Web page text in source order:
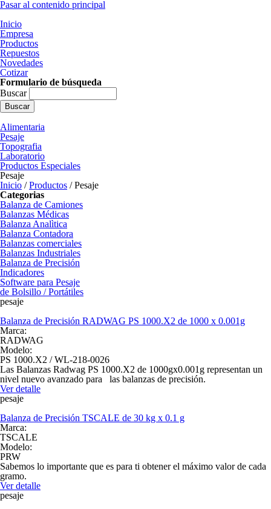
Pasar al contenido principal
Inicio
Empresa
Productos
Repuestos
Novedades
Cotizar
Formulario de búsqueda
Buscar
Alimentaria
Pesaje
Topografia
Laboratorio
Productos Especiales
Pesaje
Inicio / Productos / Pesaje
Categorias
Balanza de Camiones
Balanzas Médicas
Balanza Analìtica
Balanza Contadora
Balanzas comerciales
Balanzas Industriales
Balanza de Precisión
Indicadores
Software para Pesaje
de Bolsillo / Portátiles
pesaje
Balanza de Precisión RADWAG PS 1000.X2 de 1000 x 0.001g
Marca:
RADWAG
Modelo:
PS 1000.X2 / WL-218-0026
Las Balanzas Radwag PS 1000.X2 de 1000gx0.001g representan un
nivel nuevo avanzado para las balanzas de precisión.
Ver detalle
pesaje
Balanza de Precisión TSCALE de 30 kg x 0.1 g
Marca:
TSCALE
Modelo:
PRW
Sabemos lo importante que es para ti obtener el máximo valor de cada
gramo.
Ver detalle
pesaje